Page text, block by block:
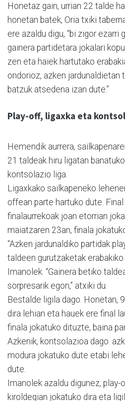
Honetaz gain, urrian 22 talde
honetan batek, Oria txiki
ere azaldu digu, “bi zigor ezarri
gainera partidetara jokalari
zen eta haiek hartutako
ondorioz, azken
batzuk atsedena izan dute.”
Play-off, ligaxka eta
Hemendik aurrera,
21 taldeak hiru ligatan
kontsolazio liga.
Ligaxkako sailkapeneko
offean parte hartuko dute.
finalaurrekoak joan etorrian
maiatzaren 23an, finala
“Azken jardunaldiko partidak
taldeen gurutzaketak erabakiko
Imanolek. “Gainera betiko
sorpresarik egon,” atxiki du.
Bestalde ligila dago. Honetan,
dira lehian eta hauek ere final
finala jokatuko dituzte, baina
Azkenik, kontsolazioa dago.
modura jokatuko dute etabi
dute.
Imanolek azaldu digunez,
kiroldegian jokatuko dira eta